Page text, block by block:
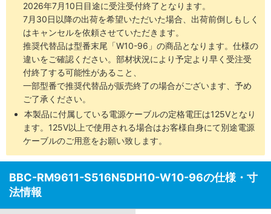
2026年7月10日目途に受注受付終了となります。
7月30日以降の出荷を希望いただいた場合、出荷前倒しもしく
はキャンセルを依頼させていただきます。
推奨代替品は型番末尾「W10-96」の商品となります。仕様の
違いをご確認ください。部材状況により予定より早く受注受
付終了する可能性があること、
一部型番で推奨代替品が販売終了の場合がございます、予め
ご了承ください。
本製品に付属している電源ケーブルの定格電圧は125Vとなり
ます。125V以上で使用される場合はお客様自身にて別途電源
ケーブルのご用意をお願い致します。
BBC-RM9611-S516N5DH10-W10-96の仕様・寸
法情報